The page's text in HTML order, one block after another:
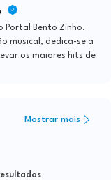
Portal Bento Zinho.
musical, dedica-se a
os maiores hits de
Mostrar mais